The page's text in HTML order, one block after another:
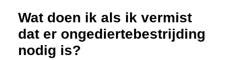
Wat doen ik als ik vermist
dat er ongediertebestrijding
nodig is?